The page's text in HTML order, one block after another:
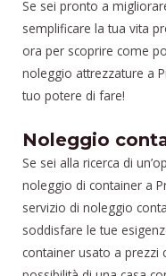
Se sei pronto a
semplificare la tua vita
ora per scoprire come
noleggio attrezzature a
tuo potere di fare!
Noleggio
Se sei alla ricerca di
noleggio di container a
servizio di noleggio
soddisfare le tue
container usato a prezzi